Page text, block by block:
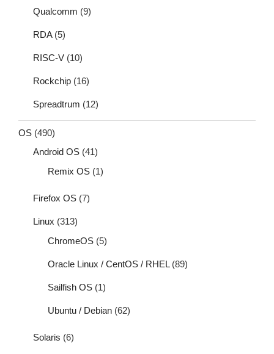
Qualcomm (9)
RDA(5)
RISC-V (10)
Rockchip (16)
Spreadtrum (12)
OS (490)
Android OS (41)
Remix OS (1)
Firefox OS (7)
Linux (313)
ChromeOS (5)
Oracle Linux / CentOS / RHEL(89)
Sailfish OS (1)
Ubuntu / Debian (62)
Solaris (6)